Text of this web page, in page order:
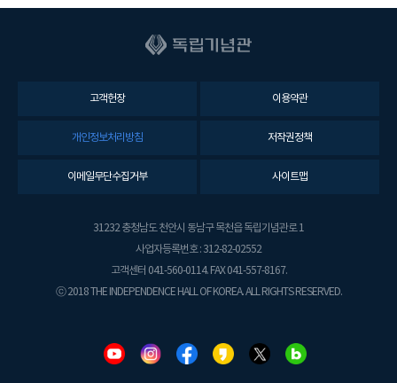
고객헌장 이용약관
개인정보처리방침 저작권정책
이메일무단수집거부 사이트맵
31232 충청남도 천안시 동남구 목천읍 독립기념관로 1
사업자등록번호 : 312-82-02552
고객센터 041-560-0114. FAX 041-557-8167.
ⓒ 2018 THE INDEPENDENCE HALL OF KOREA. ALL RIGHTS RESERVED.